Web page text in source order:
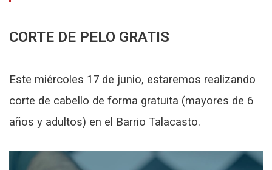
CORTE DE PELO GRATIS
Este miércoles 17 de junio, estaremos realizando
corte de cabello de forma gratuita (mayores de 6
años y adultos) en el Barrio Talacasto.